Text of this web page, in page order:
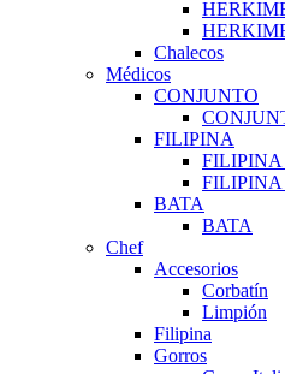
Chalecos
Médicos
CONJUNTO
FILIPINA
FILIPINA
BATA
BATA
Chef
Accesorios
Corbatín
Limpión
Filipina
Gorros